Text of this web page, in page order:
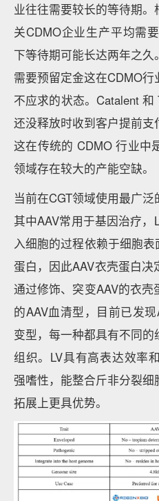
业往往需要较长的等待期
关CDMO企业生产平均需
下等待期可能长达两年之
需要预留定金这在CDMO
不应求的状态。Catalent
还没释放时收到客户提前支
这在传统的 CDMO 行业中
领域存在较大的产能空缺。
当前在CGT领域使用最广泛
其中AAV常用于基因治疗，
入细胞的过程依赖于细胞
蛋白，因此AAV衣壳蛋白决
通过修饰、突变AAV的衣
的AAV血清型，目前已发
变型，每一种都具有不同
组织。LV具有高表达效率
强嗜性，能整合斤非分裂
拓展上更具优势。